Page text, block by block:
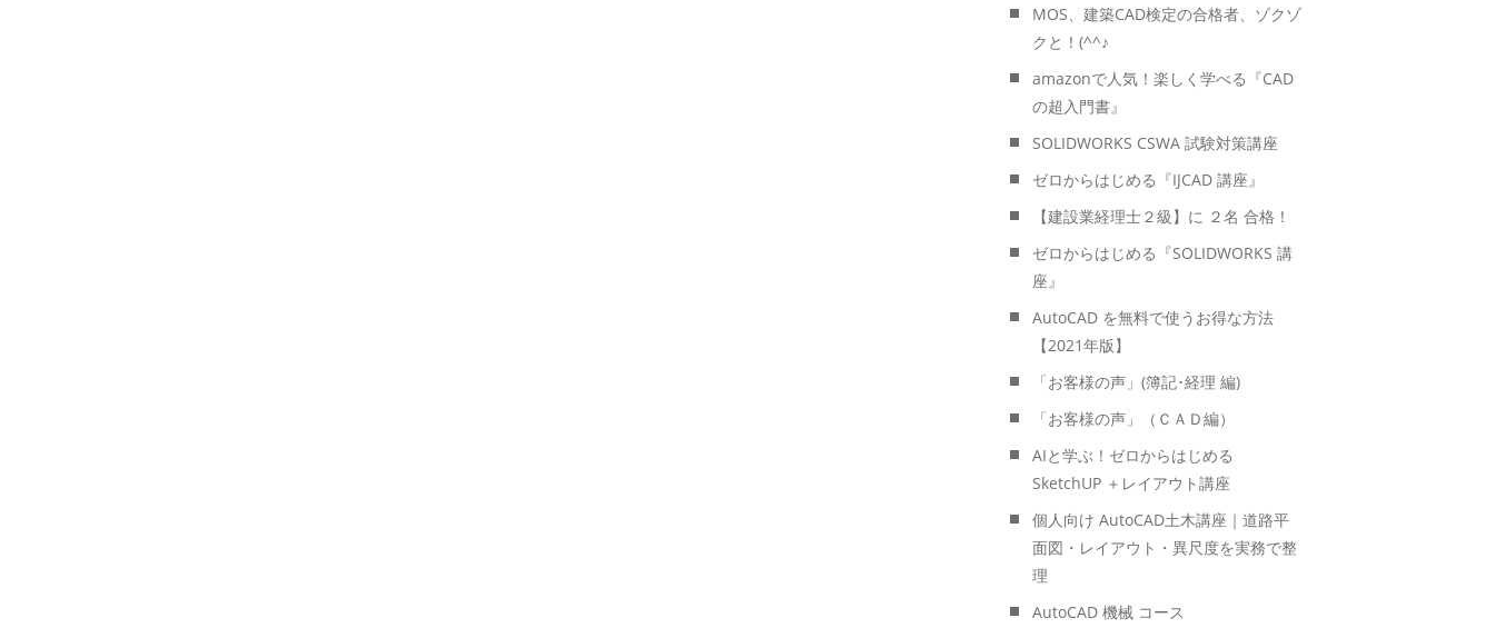
MOS、建築CAD検定の合格者、ゾクゾ
クと！(^^♪
amazonで人気！楽しく学べる『CAD
の超入門書』
SOLIDWORKS CSWA 試験対策講座
ゼロからはじめる『IJCAD 講座』
【建設業経理士２級】に ２名 合格！
ゼロからはじめる『SOLIDWORKS 講
座』
AutoCAD を無料で使うお得な方法
【2021年版】
「お客様の声」(簿記･経理 編)
「お客様の声」（ＣＡＤ編）
AIと学ぶ！ゼロからはじめる
SketchUP ＋レイアウト講座
個人向け AutoCAD土木講座｜道路平
面図・レイアウト・異尺度を実務で整
理
AutoCAD 機械 コース